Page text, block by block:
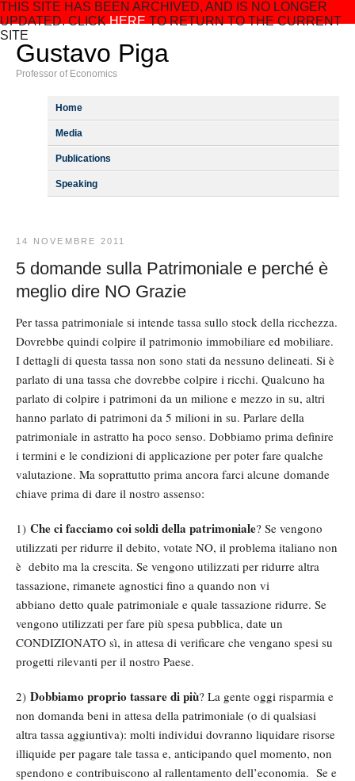
THIS SITE HAS BEEN ARCHIVED, AND IS NO LONGER
UPDATED. CLICKHERETO RETURN TO THE CURRENT
SITE
Gustavo Piga
Professor of Economics
Home
Media
Publications
Speaking
14 NOVEMBRE 2011
5 domande sulla Patrimoniale e perché è
meglio dire NO Grazie
Per tassa patrimoniale si intende tassa sullo stock della ricchezza.
Dovrebbe quindi colpire il patrimonio immobiliare ed mobiliare.
I dettagli di questa tassa non sono stati da nessuno delineati. Si è
parlato di una tassa che dovrebbe colpire i ricchi. Qualcuno ha
parlato di colpire i patrimoni da un milione e mezzo in su, altri
hanno parlato di patrimoni da 5 milioni in su. Parlare della
patrimoniale in astratto ha poco senso. Dobbiamo prima definire
i termini e le condizioni di applicazione per poter fare qualche
valutazione. Ma soprattutto prima ancora farci alcune domande
chiave prima di dare il nostro assenso:
1) Che ci facciamo coi soldi della patrimoniale? Se vengono
utilizzati per ridurre il debito, votate NO, il problema italiano non
è debito ma la crescita. Se vengono utilizzati per ridurre altra
tassazione, rimanete agnostici fino a quando non vi
abbiano detto quale patrimoniale e quale tassazione ridurre. Se
vengono utilizzati per fare più spesa pubblica, date un
CONDIZIONATO sì, in attesa di verificare che vengano spesi su
progetti rilevanti per il nostro Paese.
2) Dobbiamo proprio tassare di più? La gente oggi risparmia e
non domanda beni in attesa della patrimoniale (o di qualsiasi
altra tassa aggiuntiva): molti individui dovranno liquidare risorse
illiquide per pagare tale tassa e, anticipando quel momento, non
spendono e contribuiscono al rallentamento dell’economia. Se e